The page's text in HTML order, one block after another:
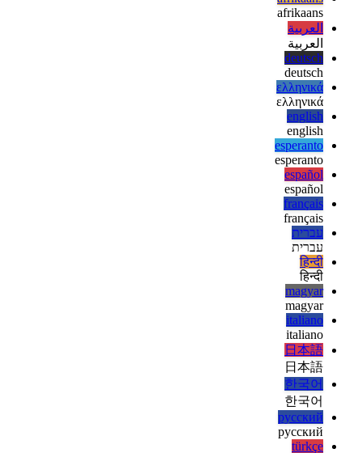
שהם לא מכסים את מקרי השימוש שלך לעת עתה, אך עשויים להועיל
מאוד כאשר השירות שלך מתחיל לצמוח.
afrikaans
afrikaans
العربية
العربية
deutsch
deutsch
ελληνικά
ελληνικά
english
english
esperanto
esperanto
español
español
français
français
עברית
עברית
हिन्दी
हिन्दी
magyar
magyar
italiano
italiano
日本語
日本語
한국어